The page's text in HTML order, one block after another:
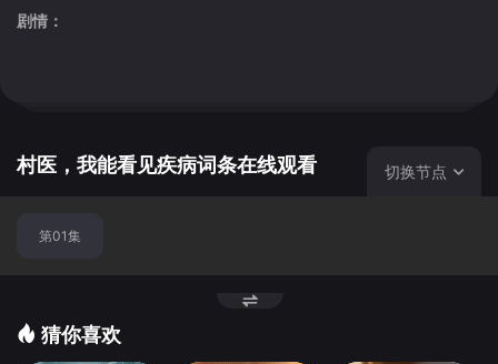
剧情：
村医，我能看见疾病词条在线观看 切换节点
第01集
猜你喜欢